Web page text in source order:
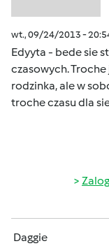
wt., 09/24/2013 -
Edyyta - bede sie
czasowych.
rodzinka, ale w
troche czasu dla
Daggie